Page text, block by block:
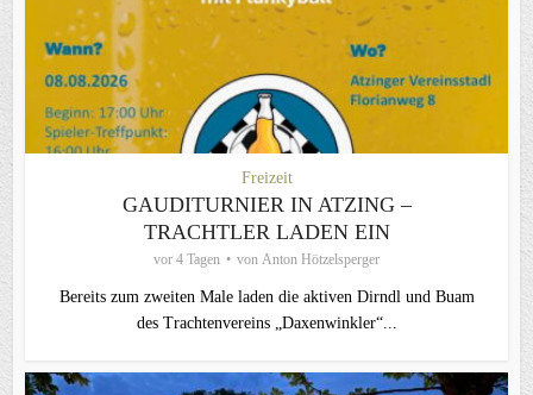
Freizeit
GAUDITURNIER IN ATZING –
TRACHTLER LADEN EIN
vor 4 Tagen von Anton Hötzelsperger
Bereits zum zweiten Male laden die aktiven Dirndl und Buam
des Trachtenvereins „Daxenwinkler“...